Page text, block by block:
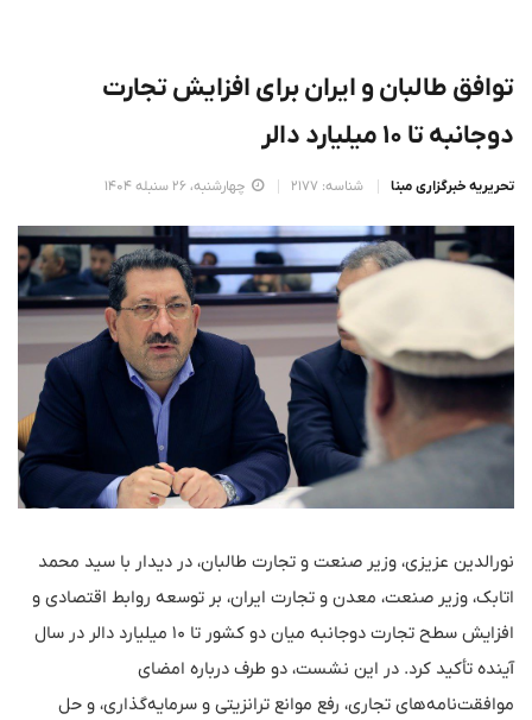
توافق طالبان و ایران برای افزایش تجارت
دوجانبه تا ۱۰ میلیارد دالر
تحریریه خبرگزاری مبنا شناسه: 2177 چهارشنبه، 26 سنبله 1404
نورالدین عزیزی، وزیر صنعت و تجارت طالبان، در دیدار با سید محمد
اتابک، وزیر صنعت، معدن و تجارت ایران، بر توسعه روابط اقتصادی و
افزایش سطح تجارت دوجانبه میان دو کشور تا ۱۰ میلیارد دالر در سال
آینده تأکید کرد. در این نشست، دو طرف درباره امضای
موافقت‌نامه‌های تجاری، رفع موانع ترانزیتی و سرمایه‌گذاری، و حل